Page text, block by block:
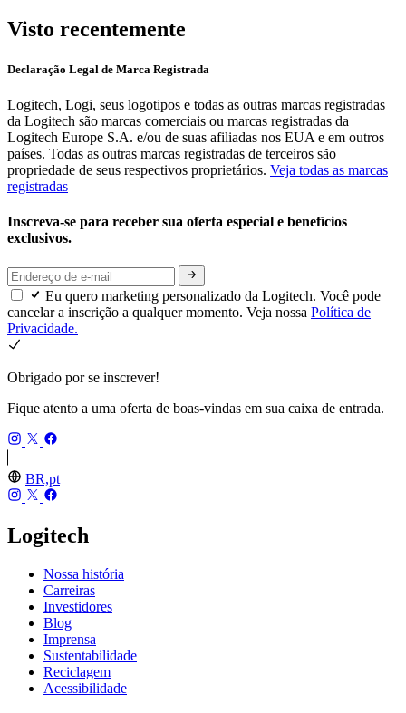
Visto recentemente
Declaração Legal de Marca Registrada
Logitech, Logi, seus logotipos e todas as outras marcas registradas
da Logitech são marcas comerciais ou marcas registradas da
Logitech Europe S.A. e/ou de suas afiliadas nos EUA e em outros
países. Todas as outras marcas registradas de terceiros são
propriedade de seus respectivos proprietários. Veja todas as marcas
registradas
Inscreva-se para receber sua oferta especial e benefícios
exclusivos.
Eu quero marketing personalizado da Logitech. Você pode
cancelar a inscrição a qualquer momento. Veja nossa Política de
Privacidade.
Obrigado por se inscrever!
Fique atento a uma oferta de boas-vindas em sua caixa de entrada.
BR,pt
Logitech
Nossa história
Carreiras
Investidores
Blog
Imprensa
Sustentabilidade
Reciclagem
Acessibilidade